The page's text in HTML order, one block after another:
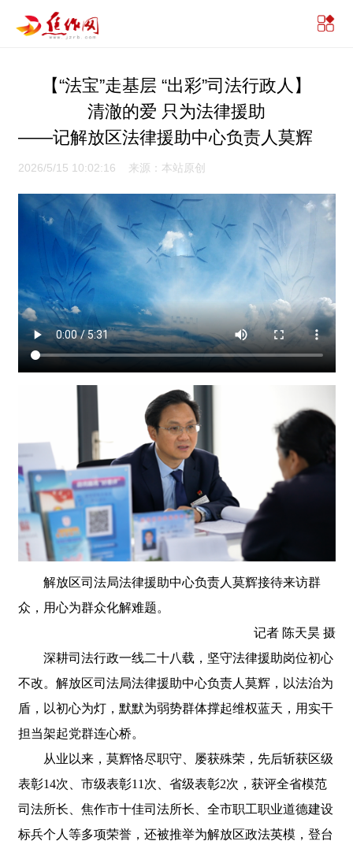
【“法宝”走基层 “出彩”司法行政人】
清澈的爱 只为法律援助
——记解放区法律援助中心负责人莫辉
2026/5/15 10:02:16 来源：本站原创
解放区司法局法律援助中心负责人莫辉接待来访群
众，用心为群众化解难题。
记者 陈天昊 摄
深耕司法行政一线二十八载，坚守法律援助岗位初心
不改。解放区司法局法律援助中心负责人莫辉，以法治为
盾，以初心为灯，默默为弱势群体撑起维权蓝天，用实干
担当架起党群连心桥。
从业以来，莫辉恪尽职守、屡获殊荣，先后斩获区级
表彰14次、市级表彰11次、省级表彰2次，获评全省模范
司法所长、焦作市十佳司法所长、全市职工职业道德建设
标兵个人等多项荣誉，还被推举为解放区政法英模，登台